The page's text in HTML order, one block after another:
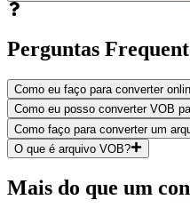
Perguntas
Como eu faço para converter
Como eu posso converter VOB
Como faço para converter um
O que é arquivo VOB?
Mais do que um